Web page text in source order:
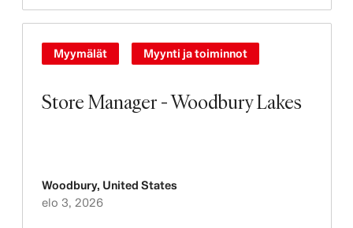
Store Manager - Woodbury Lakes
Myymälät Myynti ja toiminnot
Woodbury, United States
elo 3, 2026